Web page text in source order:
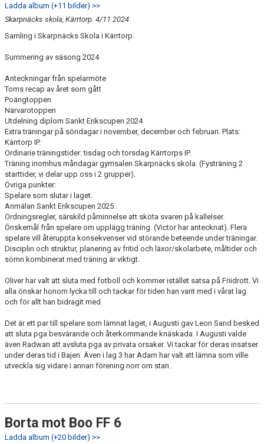
Ladda album (+11 bilder) >>
Skarpnäcks skola, Kärrtorp. 4/11 2024
Samling i Skarpnäcks Skola i Kärrtorp.
Summering av säsong 2024
Anteckningar från spelarmöte
Toms recap av året som gått
Poängtoppen
Närvarotoppen
Utdelning diplom Sankt Erikscupen 2024
Extra träningar på söndagar i november, december och februari. Plats:
Kärrtorp IP.
Ordinarie träningstider: tisdag och torsdag Kärrtorps IP.
Träning inomhus måndagar gymsalen Skarpnäcks skola. (Fysträning 2
starttider, vi delar upp oss i 2 grupper).
Övriga punkter:
Spelare som slutar i laget.
Anmälan Sankt Erikscupen 2025.
Ordningsregler, särskild påminnelse att sköta svaren på kallelser.
Önskemål från spelare om upplägg träning. (Victor har antecknat). Flera
spelare vill återuppta konsekvenser vid störande beteende under träningar.
Disciplin och struktur, planering av fritid och läxor/skolarbete, måltider och
sömn kombinerat med träning är viktigt.
Oliver har valt att sluta med fotboll och kommer istället satsa på Friidrott. Vi
alla önskar honom lycka till och tackar för tiden han varit med i vårat lag
och för allt han bidragit med.
Det är ett par till spelare som lämnat laget, i Augusti gav Leon Sand besked
att sluta pga besvärande och återkommande knäskada. I Augusti valde
även Radwan att avsluta pga av privata orsaker. Vi tackar för deras insatser
under deras tid i Bajen. Även i lag 3 har Adam har valt att lämna som ville
utveckla sig vidare i annan förening norr om stan.
Borta mot Boo FF 6
Ladda album (+20 bilder) >>